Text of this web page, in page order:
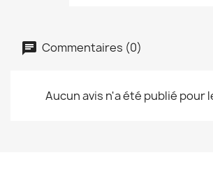
Commentaires (0)
Aucun avis n'a été publié pour